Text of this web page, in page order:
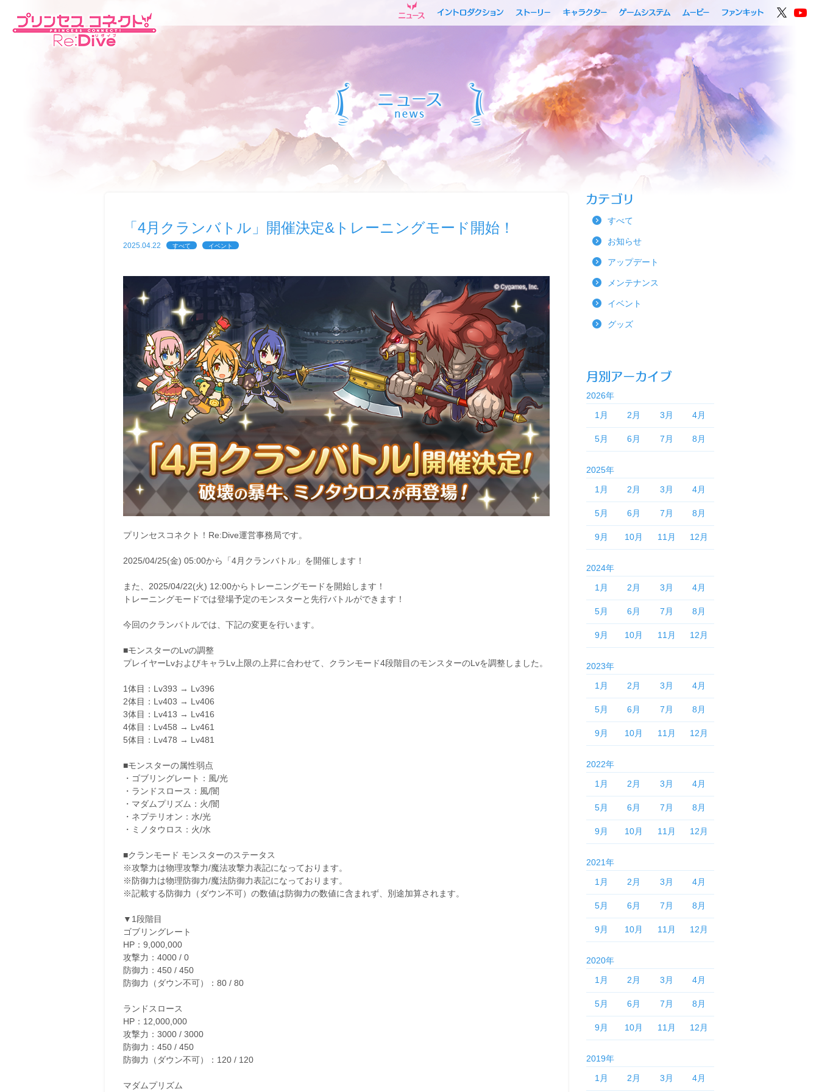
「4月クランバトル」開催決定&トレーニングモード開始！
2025.04.22 すべて イベント
プリンセスコネクト！Re:Dive運営事務局です。
2025/04/25(金) 05:00から「4月クランバトル」を開催します！
また、2025/04/22(火) 12:00からトレーニングモードを開始します！
トレーニングモードでは登場予定のモンスターと先行バトルができます！
今回のクランバトルでは、下記の変更を行います。
■モンスターのLvの調整
プレイヤーLvおよびキャラLv上限の上昇に合わせて、クランモード4段階目のモンスターのLvを調整しました。
1体目：Lv393 → Lv396
2体目：Lv403 → Lv406
3体目：Lv413 → Lv416
4体目：Lv458 → Lv461
5体目：Lv478 → Lv481
■モンスターの属性弱点
・ゴブリングレート：風/光
・ランドスロース：風/闇
・マダムプリズム：火/闇
・ネプテリオン：水/光
・ミノタウロス：火/水
■クランモード モンスターのステータス
※攻撃力は物理攻撃力/魔法攻撃力表記になっております。
※防御力は物理防御力/魔法防御力表記になっております。
※記載する防御力（ダウン不可）の数値は防御力の数値に含まれず、別途加算されます。
▼1段階目
ゴブリングレート
HP：9,000,000
攻撃力：4000 / 0
防御力：450 / 450
防御力（ダウン不可）：80 / 80
ランドスロース
HP：12,000,000
攻撃力：3000 / 3000
防御力：450 / 450
防御力（ダウン不可）：120 / 120
マダムプリズム
すべて
お知らせ
アップデート
メンテナンス
イベント
グッズ
2026年
1月
2月 3月 4月
5月 6月 7月 8月
2025年
1月
2月 3月 4月
5月 6月 7月 8月
9月 10月 11月 12月
2024年
1月
2月 3月 4月
5月 6月 7月 8月
9月 10月 11月 12月
2023年
1月
2月 3月 4月
5月 6月 7月 8月
9月 10月 11月 12月
2022年
1月
2月 3月 4月
5月 6月 7月 8月
9月 10月 11月 12月
2021年
1月
2月 3月 4月
5月 6月 7月 8月
9月 10月 11月 12月
2020年
1月
2月 3月 4月
5月 6月 7月 8月
9月 10月 11月 12月
2019年
1月
2月 3月 4月